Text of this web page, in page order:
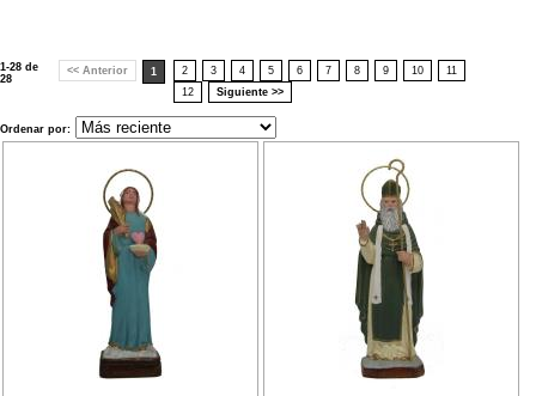
1-28 de
28
<< Anterior 1 2 3 4 5 6 7 8 9 10
11
12
Siguiente >>
Ordenar por: